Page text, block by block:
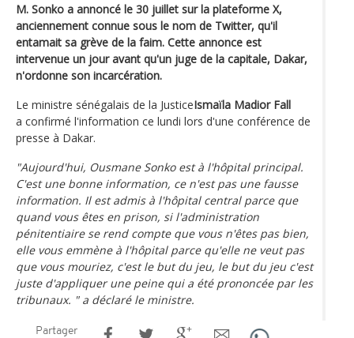
M. Sonko a annoncé le 30 juillet sur la plateforme X,
anciennement connue sous le nom de Twitter, qu'il
entamait sa grève de la faim. Cette annonce est
intervenue un jour avant qu'un juge de la capitale, Dakar,
n'ordonne son incarcération.
Le ministre sénégalais de la JusticeIsmaïla Madior Fall
a confirmé l'information ce lundi lors d'une conférence de
presse à Dakar.
"Aujourd'hui, Ousmane Sonko est à l'hôpital principal.
C'est une bonne information, ce n'est pas une fausse
information. Il est admis à l'hôpital central parce que
quand vous êtes en prison, si l'administration
pénitentiaire se rend compte que vous n'êtes pas bien,
elle vous emmène à l'hôpital parce qu'elle ne veut pas
que vous mouriez, c'est le but du jeu, le but du jeu c'est
juste d'appliquer une peine qui a été prononcée par les
tribunaux. " a déclaré le ministre.
Partager